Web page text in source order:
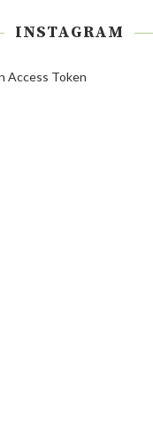
INSTAGRAM
Access Token